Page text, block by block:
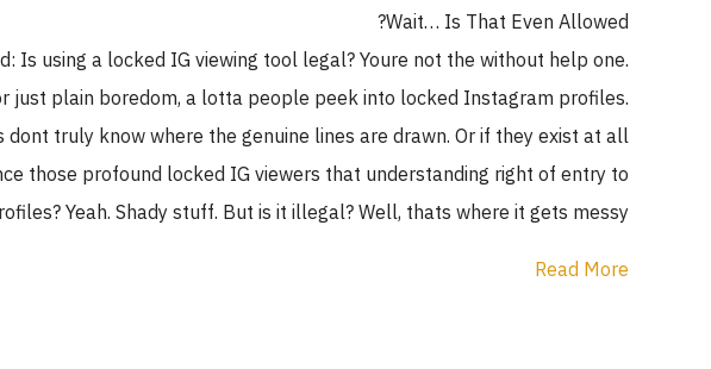
Wait… Is That Even Allowed?
Is using a locked IG viewing tool legal? Youre not the without help one.
just plain boredom, a lotta people peek into locked Instagram profiles.
truly know where the genuine lines are drawn. Or if they exist at all.
those profound locked IG viewers that understanding right of entry to
Yeah. Shady stuff. But is it illegal? Well, thats where it gets messy.
Read More